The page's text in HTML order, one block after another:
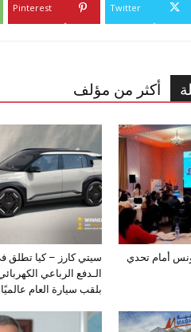
Twitter
Pinterest
أكثر من مؤلف
سيتي كارز – كيا تطلق
بلقب سيارة العام عالميًا
أمام تحدي